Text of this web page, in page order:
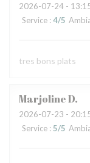
2026-07-24 -
Service : 4/5
tres bons plats
MarjolineD
2026-07-23 -
Service : 5/5